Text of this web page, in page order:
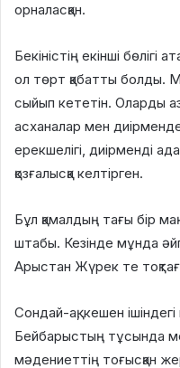
орналасқан.
Бекіністің екінші бөлігі
ол төрт қабатты болды.
сыйып кететін. Оларды
асханалар мен
ерекшелігі, диірменді
қозғалысқа келтірген.
Бұл қамалдың тағы бір
штабы. Кезінде мұнда
Арыстан Жүрек те
Сондай-ақ, кешен
Бейбарыстың тұсында
мәдениеттің тоғысқан